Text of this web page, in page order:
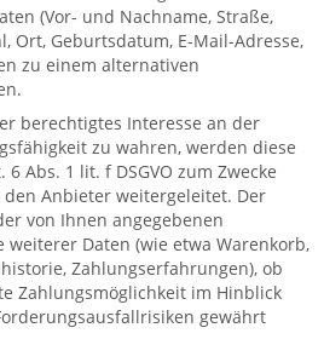
(Vor- und Nachname, Straße,
Ort, Geburtsdatum, E-Mail-Adresse,
zu einem alternativen
berechtigtes Interesse an der
zu wahren, werden diese
Abs. 1 lit. f DSGVO zum Zwecke
Anbieter weitergeleitet. Der
von Ihnen angegebenen
weiterer Daten (wie etwa Warenkorb,
Zahlungserfahrungen), ob
Zahlungsmöglichkeit im Hinblick
gewährt